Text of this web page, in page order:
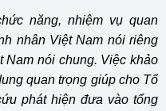
năng, nhiệm vụ quan
nhân Việt Nam nói riêng
Nam nói chung. Việc khảo
quan trọng giúp cho Tổ
phát hiện đưa vào tổng